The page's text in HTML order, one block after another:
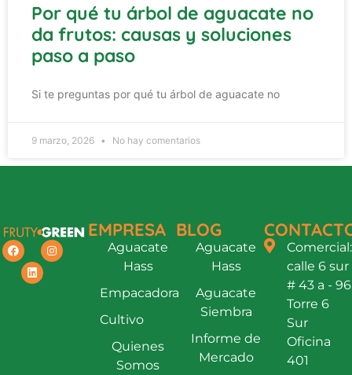
Por qué tu árbol de aguacate no
da frutos: causas y soluciones
paso a paso
Si te preguntas por qué tu árbol de aguacate no
9 marzo, 2026 No hay comentarios
EMPRESA
Aguacate
Hass
Empacadora
Cultivo
Quienes
Somos
BLOG
Aguacate
Hass
Aguacate
Siembra
Informe de
Mercado
Comercial:
calle 6 sur
# 43 a - 96
Torre 6
Sur
Oficina
401